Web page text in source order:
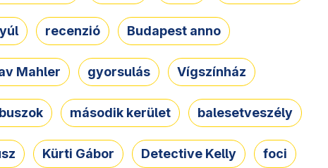
recenzió Budapest anno
Mahler gyorsulás Vígszínház
második kerület balesetveszély
Kürti Gábor Detective Kelly foci